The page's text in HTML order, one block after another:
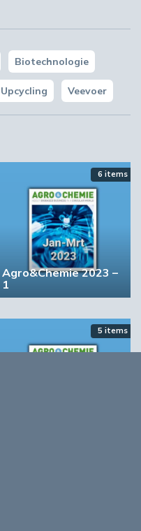
Biotechnologie
Upcycling Veevoer
6 items
Agro&Chemie 2023 –
1
5 items